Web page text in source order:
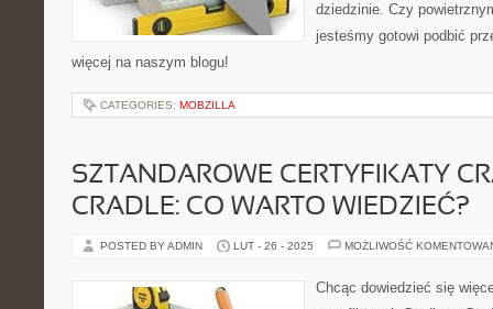
dziedzinie. Czy
jesteśmy gotowi podbić
więcej na naszym blogu!
CATEGORIES: MOBZILLA
SZTANDAROWE CERTYFIKATY
CRADLE: CO WARTO WIEDZIEĆ?
POSTED BY ADMIN LUT - 26 - 2025 MOŻLIWOŚĆ
Chcąc dowiedzieć się